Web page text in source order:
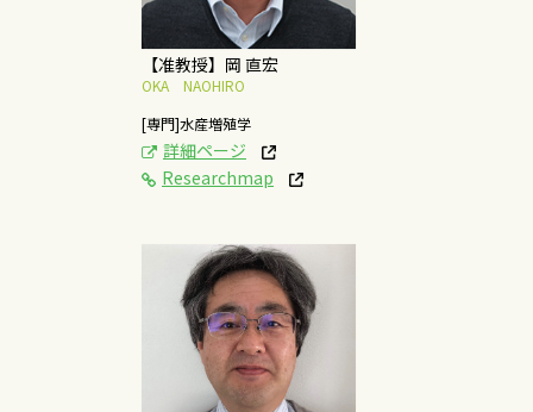
【准教授】岡 直宏
OKA NAOHIRO
[専門]水産増殖学
詳細ページ
Researchmap
[研究テーマ]
植物の病害の診断・治
療。公園の造園設計。
イチョウの伝来・伝播
ルートの解明。